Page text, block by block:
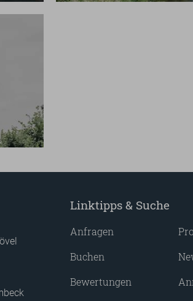
Linktipps & Suche
Anfragen
Buchen
Bewertungen